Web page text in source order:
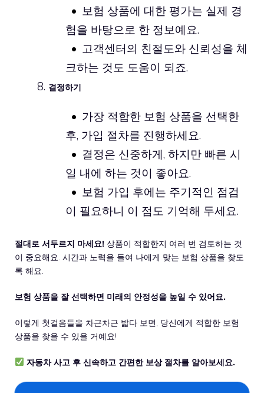
보험 상품에 대한 평가는 실제 경
험을 바탕으로 한 정보예요.
고객센터의 친절도와 신뢰성을 체
크하는 것도 도움이 되죠.
결정하기
가장 적합한 보험 상품을 선택한
후, 가입 절차를 진행하세요.
결정은 신중하게, 하지만 빠른 시
일 내에 하는 것이 좋아요.
보험 가입 후에는 주기적인 점검
이 필요하니 이 점도 기억해 두세요.
절대로 서두르지 마세요! 상품이 적합한지 여러 번 검토하는 것
이 중요해요. 시간과 노력을 들여 나에게 맞는 보험 상품을 찾도
록 해요.
보험 상품을 잘 선택하면 미래의 안정성을 높일 수 있어요.
이렇게 첫걸음들을 차근차근 밟다 보면, 당신에게 적합한 보험
상품을 찾을 수 있을 거예요!
자동차 사고 후 신속하고 간편한 보상 절차를 알아보세요.